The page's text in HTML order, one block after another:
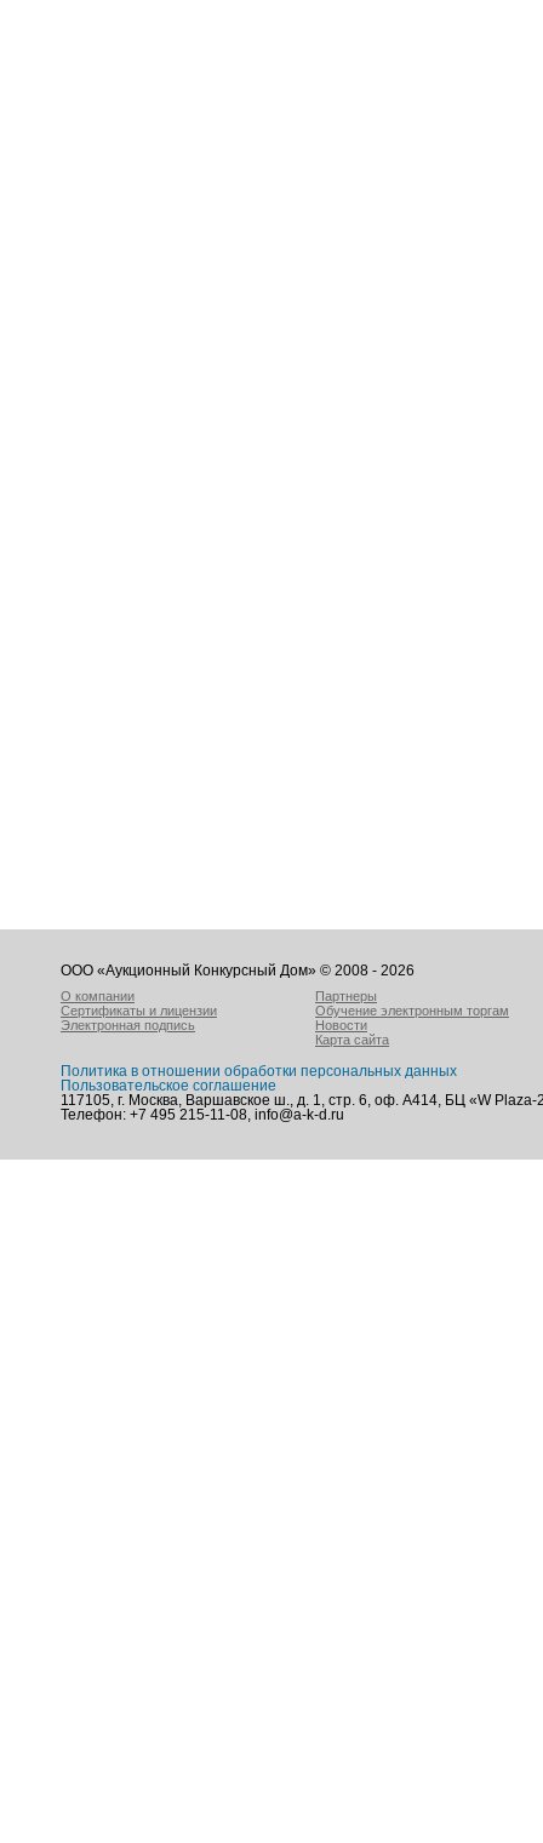
ООО «Аукционный Конкурсный Дом» © 2008 - 2026
О компании
Сертификаты и лицензии
Электронная подпись
Партнеры
Обучение электронным торгам
Новости
Карта сайта
Политика в отношении обработки персональных данных
Пользовательское соглашение
117105, г. Москва, Варшавское ш., д. 1, стр. 6, оф. А414, БЦ «W Plaza-
Телефон: +7 495 215-11-08, info@a-k-d.ru